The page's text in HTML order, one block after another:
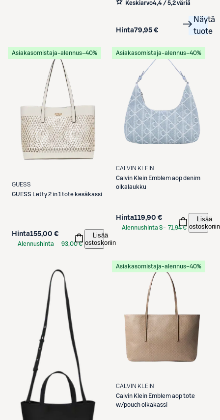
Keskiarvo4,4 / 5,2 väriä
Hinta79,95 €
Näytä
tuote
Asiakasomistaja-alennus−40%
GUESS
GUESS
Letty 2 in 1 tote kesäkassi
Hinta155,00 €
Alennushinta
93,00 €
Lisää
ostoskoriin
Asiakasomistaja-alennus−40%
CALVIN KLEIN
Calvin Klein Emblem aop denim
olkalaukku
Hinta119,90 €
Alennushinta S- 71,94 €
Lisää
ostoskoriin
Asiakasomistaja-alennus−40%
CALVIN KLEIN
Calvin Klein Emblem aop tote
w/pouch olkakassi